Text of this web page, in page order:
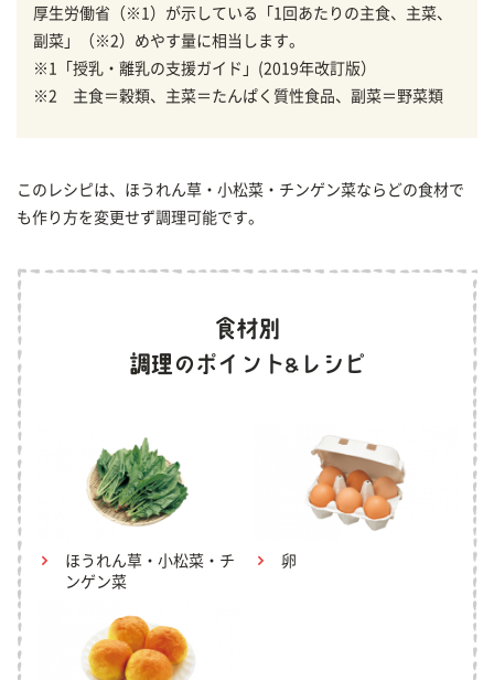
厚生労働省（※1）が示している「1回あたりの主食、主菜、
副菜」（※2）めやす量に相当します。
※1「授乳・離乳の支援ガイド」(2019年改訂版）
※2 主食＝穀類、主菜＝たんぱく質性食品、副菜＝野菜類
このレシピは、ほうれん草・小松菜・チンゲン菜ならどの食材で
も作り方を変更せず調理可能です。
ほうれん草・小松菜・チ
ンゲン菜
卵